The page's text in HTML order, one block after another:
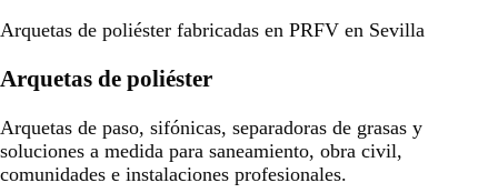
Arquetas de poliéster fabricadas en PRFV en Sevilla
Arquetas de poliéster
Arquetas de paso, sifónicas, separadoras de grasas y
soluciones a medida para saneamiento, obra civil,
comunidades e instalaciones profesionales.